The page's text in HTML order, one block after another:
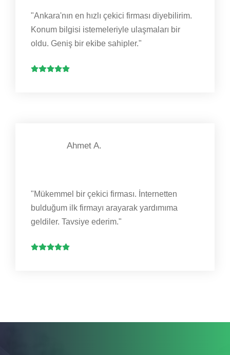
"Ankara'nın en hızlı çekici firması diyebilirim.
Konum bilgisi istemeleriyle ulaşmaları bir
oldu. Geniş bir ekibe sahipler."
Ahmet A.
"Mükemmel bir çekici firması. İnternetten
bulduğum ilk firmayı arayarak yardımıma
geldiler. Tavsiye ederim."